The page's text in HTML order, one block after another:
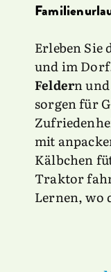
Erleben Sie
und im
Feldern
sorgen für
mit
Kälbchen
Traktor
Lernen, wo